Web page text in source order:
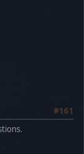
#161